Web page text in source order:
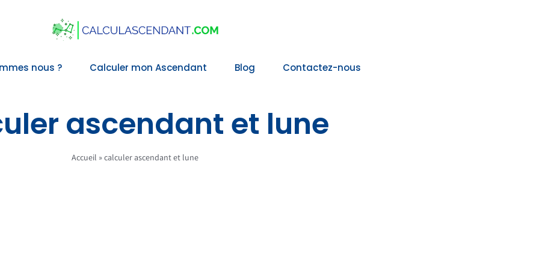
nous ? Calculer mon Ascendant Blog Contactez-nous
ascendant et lune
Accueil »calculer ascendant et lune